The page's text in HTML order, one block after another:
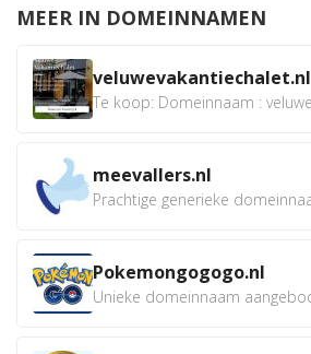
MEER IN DOMEINNAMEN
veluwevakantiechalet.nl
meevallers.nl
Pokemongogogo.nl